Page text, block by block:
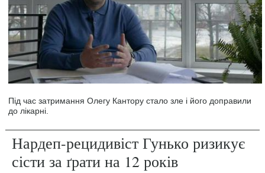
Під час затримання Олегу Кантору стало зле і його доправили
до лікарні.
Нардеп-рецидивіст Гунько ризикує
сісти за ґрати на 12 років